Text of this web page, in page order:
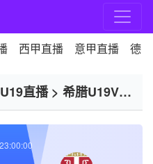
西甲直播 意甲直播 德
直播> 希腊U19VS